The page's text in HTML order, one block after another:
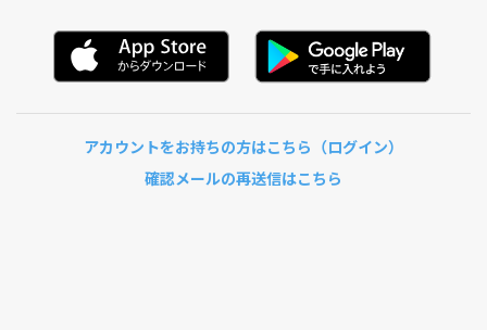
アカウントをお持ちの方はこちら（ログイン）
確認メールの再送信はこちら